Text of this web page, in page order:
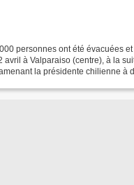
personnes ont été évacuées
avril à Valparaiso (centre), à la
la présidente chilienne à